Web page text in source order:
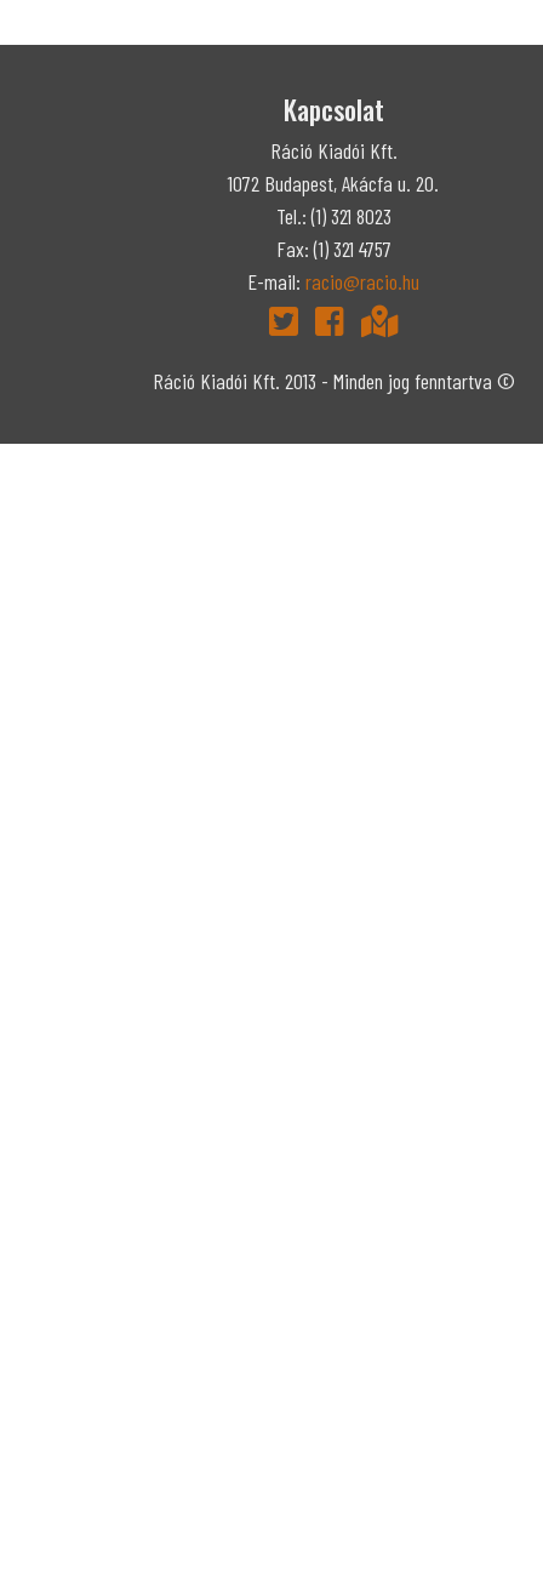
Kapcsolat
Ráció Kiadói Kft.
1072 Budapest, Akácfa u. 20.
Tel.: (1) 321 8023
Fax: (1) 321 4757
E-mail: racio@racio.hu
Ráció Kiadói Kft. 2013 - Minden jog fenntartva ©